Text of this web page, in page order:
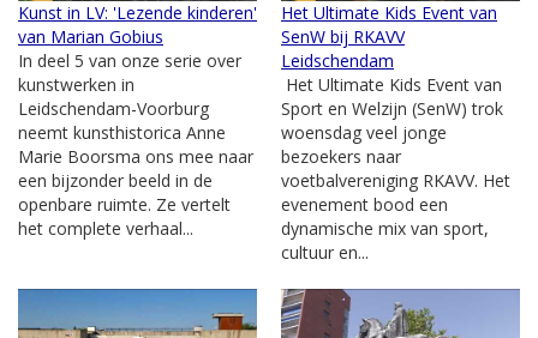
Kunst in LV: 'Lezende kinderen'
van Marian Gobius
In deel 5 van onze serie over
kunstwerken in
Leidschendam-Voorburg
neemt kunsthistorica Anne
Marie Boorsma ons mee naar
een bijzonder beeld in de
openbare ruimte. Ze vertelt
het complete verhaal...
Het Ultimate Kids Event van
SenW bij RKAVV
Leidschendam
Het Ultimate Kids Event van
Sport en Welzijn (SenW) trok
woensdag veel jonge
bezoekers naar
voetbalvereniging RKAVV. Het
evenement bood een
dynamische mix van sport,
cultuur en...